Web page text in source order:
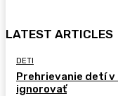
LATEST ARTICLES
DETI
Prehrievanie detí
ignorovať